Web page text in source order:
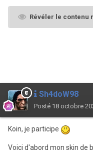
Révéler le contenu
Sh4doW98
Posté 18 octobre
Koin, je participe
Voici d'abord mon skin de